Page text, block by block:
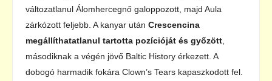
változatlanul Álomhercegnő galoppozott, majd Aula
zárkózott feljebb. A kanyar után Crescencina
megállíthatatlanul tartotta pozícióját és győzött
másodiknak a végén jövő Baltic History érkezett. A
dobogó harmadik fokára Clown’s Tears kapaszkodott fel.